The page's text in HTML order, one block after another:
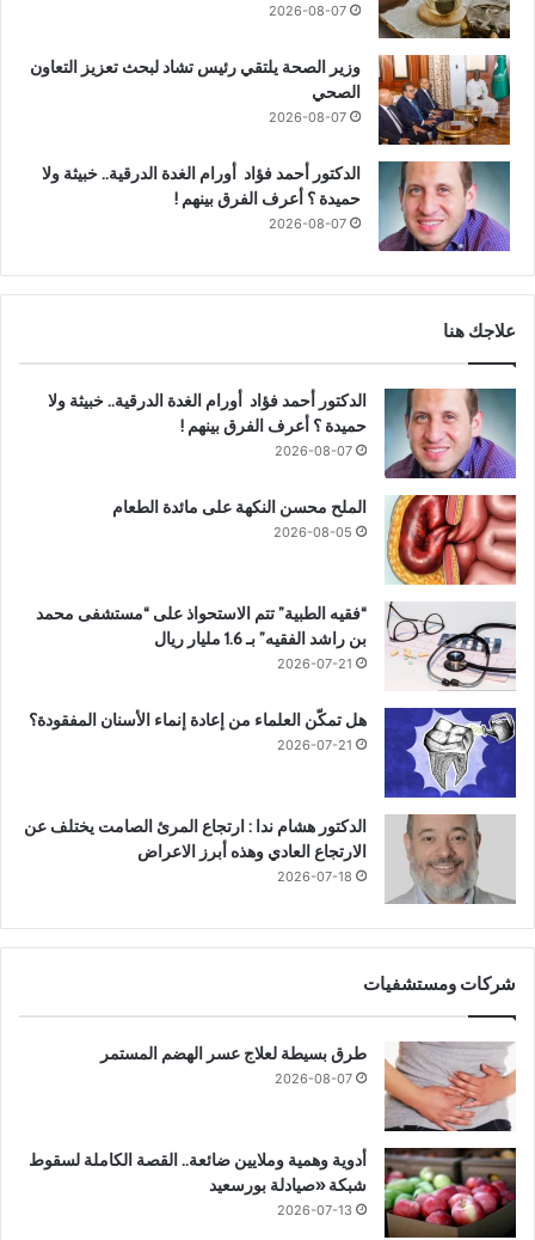
2026-08-07
وزير الصحة يلتقي رئيس تشاد لبحث تعزيز التعاون
الصحي
2026-08-07
الدكتور أحمد فؤاد أورام الغدة الدرقية.. خبيثة ولا
حميدة ؟ أعرف الفرق بينهم !
2026-08-07
علاجك هنا
الدكتور أحمد فؤاد أورام الغدة الدرقية.. خبيثة ولا
حميدة ؟ أعرف الفرق بينهم !
2026-08-07
الملح محسن النكهة على مائدة الطعام
2026-08-05
“فقيه الطبية” تتم الاستحواذ على “مستشفى محمد
بن راشد الفقيه” بـ 1.6 مليار ريال
2026-07-21
هل تمكّن العلماء من إعادة إنماء الأسنان المفقودة؟
2026-07-21
الدكتور هشام ندا : ارتجاع المرئ الصامت يختلف عن
الارتجاع العادي وهذه أبرز الاعراض
2026-07-18
شركات ومستشفيات
طرق بسيطة لعلاج عسر الهضم المستمر
2026-08-07
أدوية وهمية وملايين ضائعة.. القصة الكاملة لسقوط
شبكة «صيادلة بورسعيد
2026-07-13